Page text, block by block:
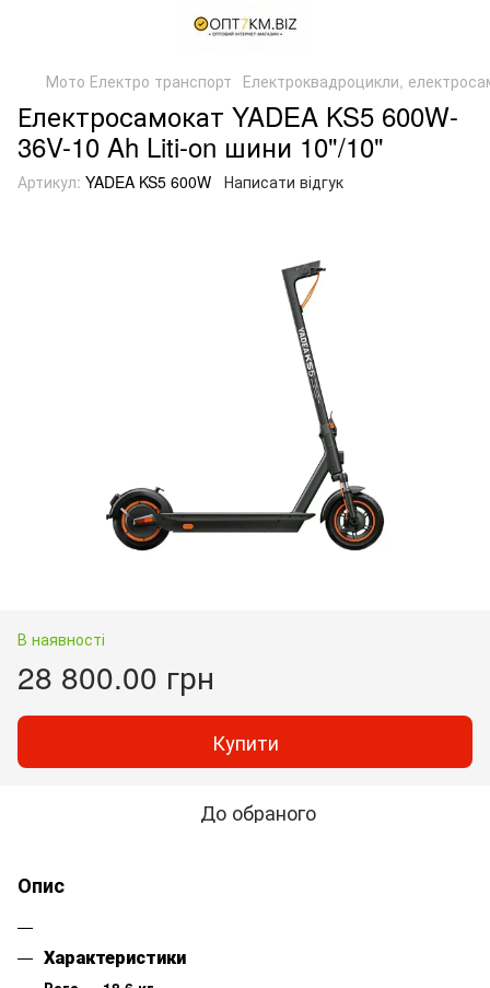
Мото Електро транспорт Електроквадроцикли,
Електросамокат YADEA KS5 600W-
36V-10 Ah Liti-on шини 10"/10"
Артикул: YADEA KS5 600W Написати відгук
В наявності
28 800.00 грн
Купити
До обраного
Опис
Характеристики